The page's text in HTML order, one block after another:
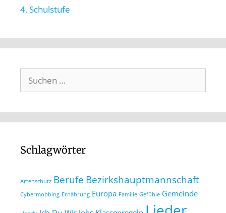
4. Schulstufe
Schlagwörter
Artenschutz Berufe Bezirkshauptmannschaft
Cybermobbing Ernährung Europa Familie Gefühle Gemeinde